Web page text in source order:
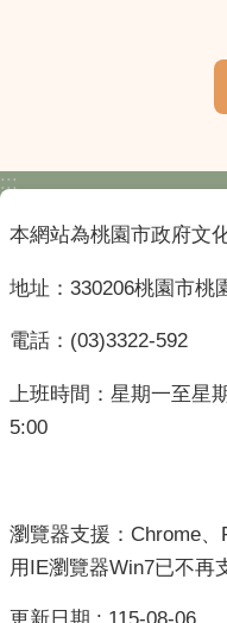
:::
本網站為桃園市政府文
地址：330206桃園市桃
電話：(03)3322-592
上班時間：星期一至星
5:00
瀏覽器支援：Chrome
用IE瀏覽器Win7已不再
更新日期 115-08-06